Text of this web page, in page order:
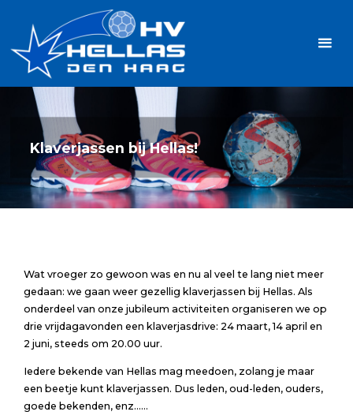
inhoud
Klaverjassen bij Hellas!
Wat vroeger zo gewoon was en nu al veel te lang niet meer
gedaan: we gaan weer gezellig klaverjassen bij Hellas. Als
onderdeel van onze jubileum activiteiten organiseren we op
drie vrijdagavonden een klaverjasdrive: 24 maart, 14 april en
2 juni, steeds om 20.00 uur.
Iedere bekende van Hellas mag meedoen, zolang je maar
een beetje kunt klaverjassen. Dus leden, oud-leden, ouders,
goede bekenden, enz……